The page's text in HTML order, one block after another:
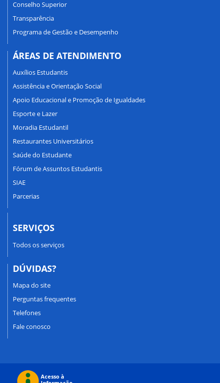
Conselho Superior
Transparência
Programa de Gestão e Desempenho
ÁREAS DE ATENDIMENTO
Auxílios Estudantis
Assistência e Orientação Social
Apoio Educacional e Promoção de Igualdades
Esporte e Lazer
Moradia Estudantil
Restaurantes Universitários
Saúde do Estudante
Fórum de Assuntos Estudantis
SIAE
Parcerias
SERVIÇOS
Todos os serviços
DÚVIDAS?
Mapa do site
Perguntas frequentes
Telefones
Fale conosco